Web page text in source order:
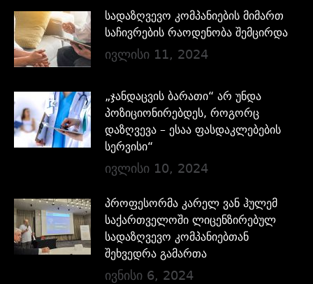
სადაზღვევო კომპანიების მიმართ
საჩივრების რაოდენობა შემცირდა
ივლისი 11, 2024
„ჯანდაცვის ბარათი“ არ უნდა
პოზიციონირებდეს, როგორც
დაზღვევა – ესაა ფასდაკლებების
სერვისი“
ივლისი 10, 2024
პროფესორმა კარელ ვან ჰულემ
საქართველოში ლიცენზირებულ
სადაზღვევო კომპანიებთან
შეხვედრა გამართა
ივნისი 6, 2024